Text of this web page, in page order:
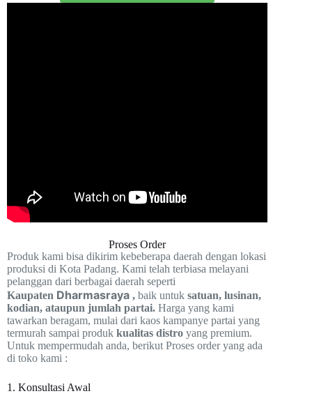
Proses Order
Produk kami bisa dikirim kebeberapa daerah dengan lokasi
produksi di Kota Padang. Kami telah terbiasa melayani
pelanggan dari berbagai daerah seperti
Kaupaten Dharmasraya , baik untuk satuan, lusinan,
kodian, ataupun jumlah partai. Harga yang kami
tawarkan beragam, mulai dari kaos kampanye partai yang
termurah sampai produk kualitas distro yang premium.
Untuk mempermudah anda, berikut Proses order yang ada
di toko kami :
1. Konsultasi Awal